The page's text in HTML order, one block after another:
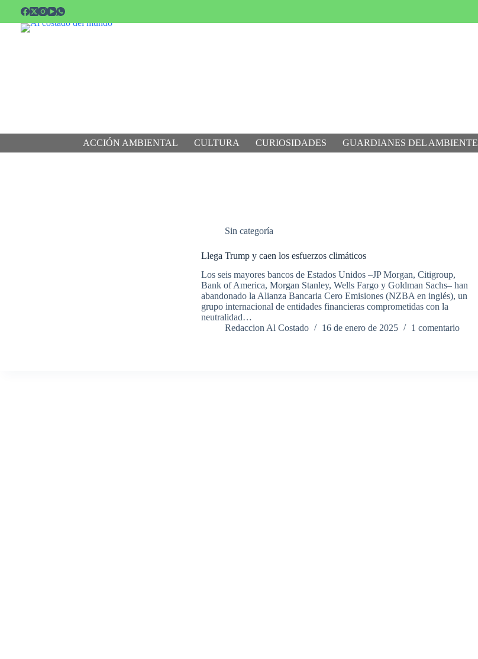
contenido
ACCIÓN AMBIENTAL CULTURA CURIOSIDADES GUARDIANES DEL AMBIENTE
Sin categoría
Llega Trump y caen los esfuerzos climáticos
Los seis mayores bancos de Estados Unidos –JP Morgan, Citigroup,
Bank of America, Morgan Stanley, Wells Fargo y Goldman Sachs– han
abandonado la Alianza Bancaria Cero Emisiones (NZBA en inglés), un
grupo internacional de entidades financieras comprometidas con la
neutralidad…
Redaccion Al Costado
16 de enero de 2025 1 comentario